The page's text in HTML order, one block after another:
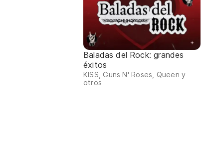
Baladas del Rock: grandes
éxitos
KISS, Guns N' Roses, Queen y
otros